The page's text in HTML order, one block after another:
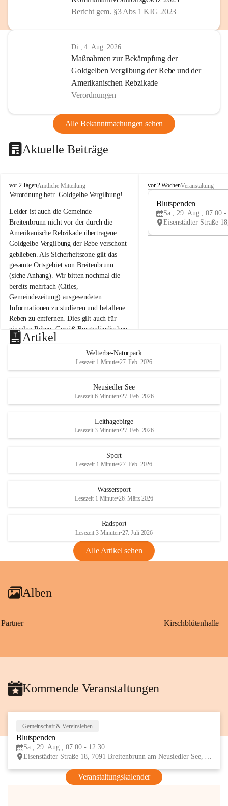
Bericht gem. §3 Abs 1 KIG 2023
Di., 4. Aug. 2026
Maßnahmen zur Bekämpfung der
Goldgelben Vergilbung der Rebe und der
Amerikanischen Rebzikade
Verordnungen
Alle Bekanntmachungen sehen
Aktuelle Beiträge
B
r
i
t
e
n
b
r
u
n
n
a
m
N
e
u
s
d
S
vor 2 TagenAmtliche Mitteilung
Verordnung betr. Goldgelbe Vergilbung!
Leider ist auch die Gemeinde
Breitenbrunn nicht vor der durch die
Amerikanische Rebzikade übertragene
Goldgelbe Vergilbung der Rebe verschont
geblieben. Als Sicherheitszone gilt das
gesamte Ortsgebiet von Breitenbrunn
(siehe Anhang). Wir bitten nochmal die
bereits mehrfach (Cities,
Gemeindezeitung) ausgesendeten
Informationen zu studieren und befallene
Reben zu entfernen. Dies gilt auch für
einzelne Reben. Gemäß Burgenländischen
Weinbaugesetz sind nicht gepflegte oder
unzulässige Weingärten zu roden! Bitte
helfen wir zusammen um unsere Winzer
vor den prognostizierten Ernteausfällen
und den daraus folgenden wirtschaftlichen
Maßnahmen zur Bekämpfung
Rebe und der Amerikanischen
Anhang VBl. EU Nr. 18
1 Seite•1,4 MB
VBl. EU Nr. 18_2026
B
e
u
e
d
r
S
vor 2 WochenVeranstaltung
Blutspenden
Sa., 29. Aug., 07:00 -
Artikel
Welterbe-Naturpark
Lesezeit 1 Minute•27. Feb. 2026
Neusiedler See
Lesezeit 6 Minuten•27. Feb. 2026
Leithagebirge
Lesezeit 3 Minuten•27. Feb. 2026
Sport
Lesezeit 1 Minute•27. Feb. 2026
Wassersport
Lesezeit 1 Minute•26. März 2026
Radsport
Lesezeit 3 Minuten•27. Juli 2026
Alle Artikel sehen
Alben
Partner Kirschblütenhalle
Kommende Veranstaltungen
Gemeinschaft & Vereinsleben
Blutspenden
Sa., 29. Aug., 07:00 - 12:30
Eisenstädter Straße 18, 7091 Breitenbrunn am Neusiedler See, AUT
Veranstaltungskalender